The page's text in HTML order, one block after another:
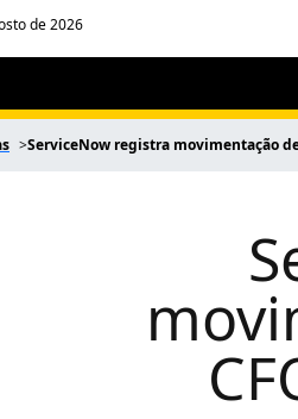
de 2026
ServiceNow registra movimentação